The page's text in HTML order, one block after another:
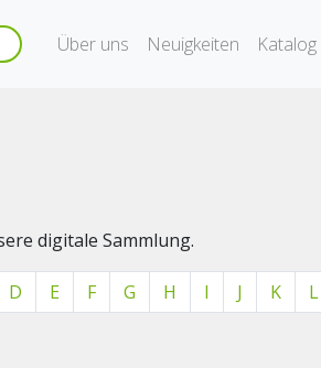
Über uns Neuigkeiten Katalog
digitale Sammlung.
D E F G H I J K L